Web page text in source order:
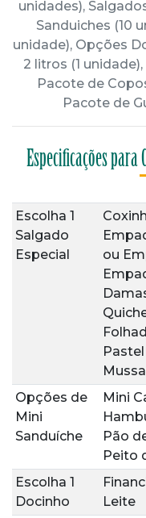
unidades),
Sanduiches (10
unidade), Opções
2 litros (1
Pacote de
Pacote de
Especificações para
Escolha 1
Salgado
Especial
ou
Opções de
Mini
Sanduíche
Mini
Pão
Peito
Escolha 1
Docinho
Leite